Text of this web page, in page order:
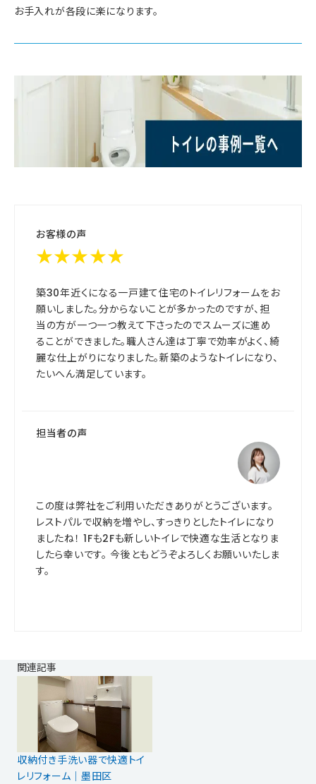
お手入れが各段に楽になります。
お客様の声
★★★★★
築30年近くになる一戸建て住宅のトイレリフォームをお
願いしました。分からないことが多かったのですが、担
当の方が一つ一つ教えて下さったのでスムーズに進め
ることができました。職人さん達は丁寧で効率がよく、綺
麗な仕上がりになりました。新築のようなトイレになり、
たいへん満足しています。
担当者の声
この度は弊社をご利用いただきありがとうございます。
レストパルで収納を増やし、すっきりとしたトイレになり
ましたね！ 1Fも2Fも新しいトイレで快適な生活となりま
したら幸いです。 今後ともどうぞよろしくお願いいたしま
す。
関連記事
収納付き手洗い器で快適トイ
レリフォーム｜墨田区